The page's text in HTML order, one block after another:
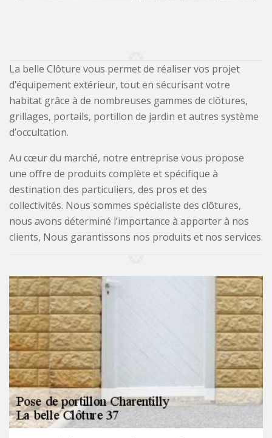
La belle Clôture vous permet de réaliser vos projet
d’équipement extérieur, tout en sécurisant votre
habitat grâce à de nombreuses gammes de clôtures,
grillages, portails, portillon de jardin et autres système
d’occultation.
Au cœur du marché, notre entreprise vous propose
une offre de produits complète et spécifique à
destination des particuliers, des pros et des
collectivités. Nous sommes spécialiste des clôtures,
nous avons déterminé l’importance à apporter à nos
clients, Nous garantissons nos produits et nos services.